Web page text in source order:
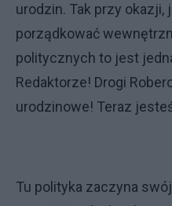
urodzin. Tak przy
porządkować
politycznych to jest
Redaktorze! Drogi
urodzinowe! Teraz
Tu polityka zaczyna